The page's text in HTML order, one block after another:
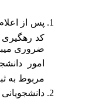
پس از
کد رهگیری
ضروری
امور
مربوط به